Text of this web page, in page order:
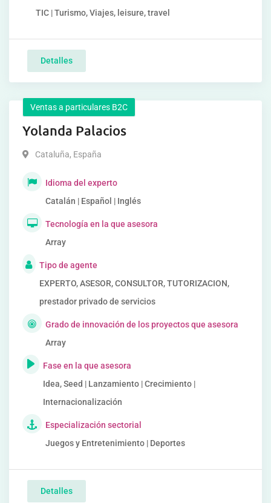
TIC | Turismo, Viajes, leisure, travel
Detalles
Ventas a particulares B2C
Yolanda Palacios
Cataluña, España
Idioma del experto
Catalán | Español | Inglés
Tecnología en la que asesora
Array
Tipo de agente
EXPERTO, ASESOR, CONSULTOR, TUTORIZACION,
prestador privado de servicios
Grado de innovación de los proyectos que asesora
Array
Fase en la que asesora
Idea, Seed | Lanzamiento | Crecimiento |
Internacionalización
Especialización sectorial
Juegos y Entretenimiento | Deportes
Detalles